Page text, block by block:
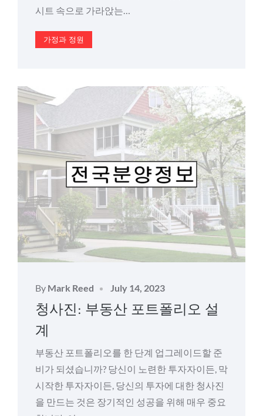
시트 속으로 가라앉는…
가정과 정원
By Mark Reed
Posted
on
July 14, 2023
청사진: 부동산 포트폴리오 설
계
부동산 포트폴리오를 한 단계 업그레이드할 준
비가 되셨습니까? 당신이 노련한 투자자이든, 막
시작한 투자자이든, 당신의 투자에 대한 청사진
을 만드는 것은 장기적인 성공을 위해 매우 중요